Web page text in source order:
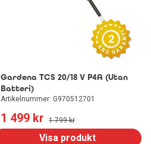
2
Gardena TCS 20/18 V P4A (Utan
Batteri)
Artikelnummer: G970512701
1 499 kr 1 799 kr
Visa produkt